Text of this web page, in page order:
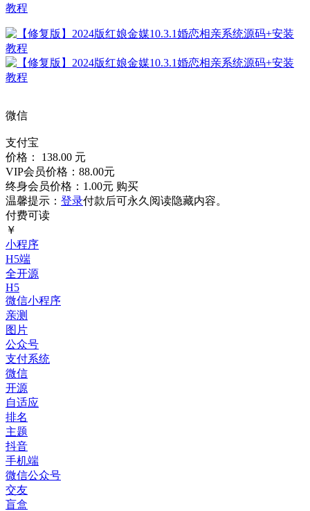
微信
支付宝
价格： 138.00 元
VIP会员价格：88.00元
终身会员价格：1.00元 购买
温馨提示： 登录付款后可永久阅读隐藏内容。
付费可读
￥
小程序
H5端
全开源
H5
微信小程序
亲测
图片
公众号
支付系统
微信
开源
自适应
排名
主题
抖音
手机端
微信公众号
交友
盲盒